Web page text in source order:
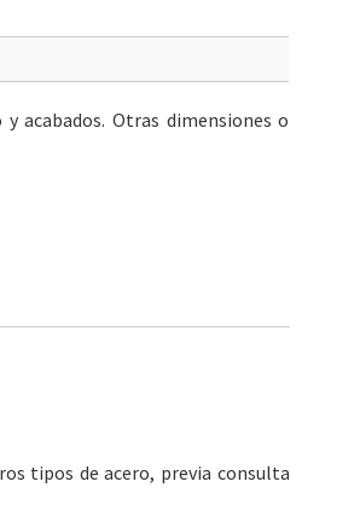
acabados. Otras dimensiones o
tipos de acero, previa consulta